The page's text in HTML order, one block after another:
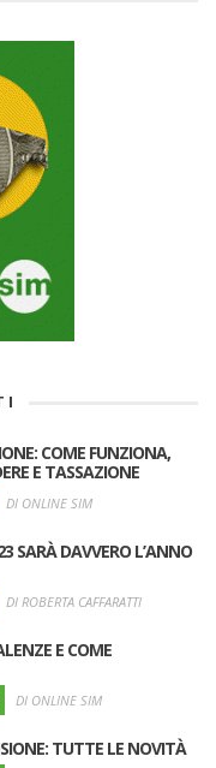
COME FUNZIONA,
E TASSAZIONE
DI ONLINE SIM
SARÀ DAVVERO L’ANNO
DI ROBERTA CAFFARATTI
E COME
DI ONLINE SIM
TUTTE LE NOVITÀ